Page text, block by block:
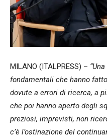
MILANO (ITALPRESS) –
fondamentali che hanno
dovute a errori di ricerca, a
che poi hanno aperto degli
preziosi, imprevisti, non
c’è l’ostinazione del